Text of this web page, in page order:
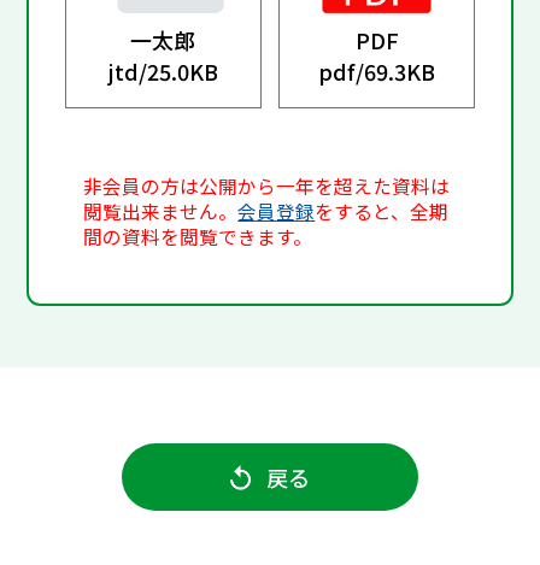
一太郎
jtd/25.0KB
PDF
pdf/69.3KB
非会員の方は公開から一年を超えた資料は
閲覧出来ません。会員登録をすると、全期
間の資料を閲覧できます。
戻る